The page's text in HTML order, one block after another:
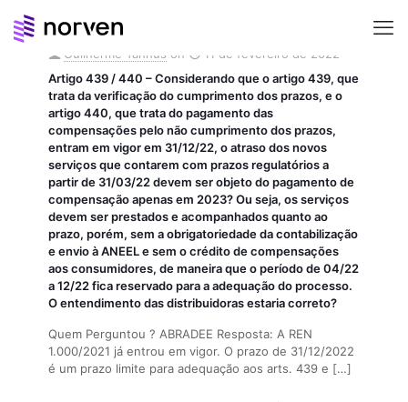
Guilherme Tannus on
11 de fevereiro de 2022
Artigo 439 / 440 – Considerando que o artigo 439, que
trata da verificação do cumprimento dos prazos, e o
artigo 440, que trata do pagamento das
compensações pelo não cumprimento dos prazos,
entram em vigor em 31/12/22, o atraso dos novos
serviços que contarem com prazos regulatórios a
partir de 31/03/22 devem ser objeto do pagamento de
compensação apenas em 2023? Ou seja, os serviços
devem ser prestados e acompanhados quanto ao
prazo, porém, sem a obrigatoriedade da contabilização
e envio à ANEEL e sem o crédito de compensações
aos consumidores, de maneira que o período de 04/22
a 12/22 fica reservado para a adequação do processo.
O entendimento das distribuidoras estaria correto?
Quem Perguntou ? ABRADEE Resposta: A REN
1.000/2021 já entrou em vigor. O prazo de 31/12/2022
é um prazo limite para adequação aos arts. 439 e […]